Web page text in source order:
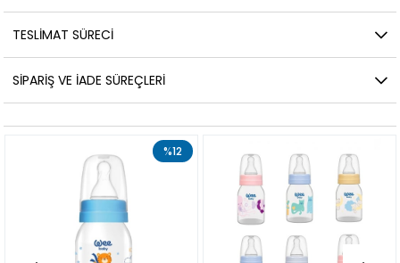
TESLIMAT SÜRECI
SIPARIŞ VE İADE SÜREÇLERI
%12